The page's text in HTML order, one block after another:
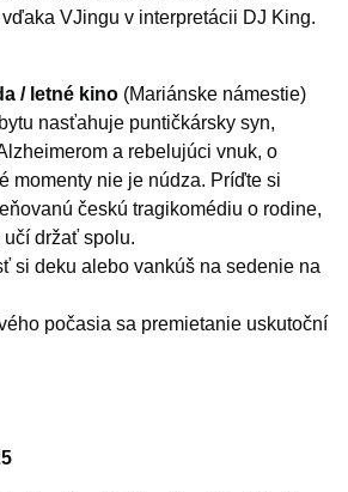
VJingu v interpretácii DJ King.
/ letné kino (Mariánske námestie)
nasťahuje puntičkársky syn,
a rebelujúci vnuk, o
momenty nie je núdza. Príďte si
českú tragikomédiu o rodine,
učí držať spolu.
si deku alebo vankúš na sedenie na
počasia sa premietanie uskutoční